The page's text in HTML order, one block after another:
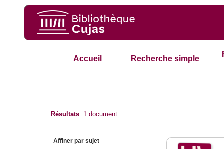
Accueil Recherche simple
Résultats 1 document
Affiner par sujet